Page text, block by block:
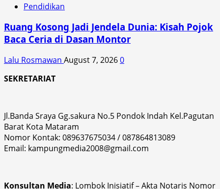
Pendidikan
Ruang Kosong Jadi Jendela Dunia: Kisah Pojok
Baca Ceria di Dasan Montor
Lalu Rosmawan August 7, 20260
SEKRETARIAT
Jl.Banda Sraya Gg.sakura No.5 Pondok Indah Kel.Pagutan
Barat Kota Mataram
Nomor Kontak: 089637675034 / 087864813089
Email: kampungmedia2008@gmail.com
Konsultan Media: Lombok Inisiatif – Akta Notaris Nomor